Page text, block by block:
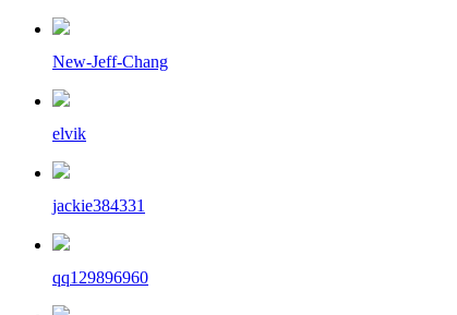
New-Jeff-Chang
elvik
jackie384331
qq129896960